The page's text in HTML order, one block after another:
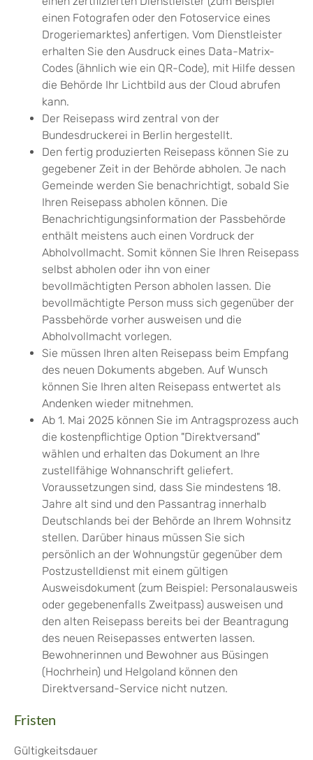
einen Fotografen oder den Fotoservice eines
Drogeriemarktes) anfertigen. Vom Dienstleister
erhalten Sie den Ausdruck eines Data-Matrix-
Codes (ähnlich wie ein QR-Code), mit Hilfe dessen
die Behörde Ihr Lichtbild aus der Cloud abrufen
kann.
Der Reisepass wird zentral von der
Bundesdruckerei in Berlin hergestellt.
Den fertig produzierten Reisepass können Sie zu
gegebener Zeit in der Behörde abholen. Je nach
Gemeinde werden Sie benachrichtigt, sobald Sie
Ihren Reisepass abholen können. Die
Benachrichtigungsinformation der Passbehörde
enthält meistens auch einen Vordruck der
Abholvollmacht. Somit können Sie Ihren Reisepass
selbst abholen oder ihn von einer
bevollmächtigten Person abholen lassen. Die
bevollmächtigte Person muss sich gegenüber der
Passbehörde vorher ausweisen und die
Abholvollmacht vorlegen.
Sie müssen Ihren alten Reisepass beim Empfang
des neuen Dokuments abgeben. Auf Wunsch
können Sie Ihren alten Reisepass entwertet als
Andenken wieder mitnehmen.
Ab 1. Mai 2025 können Sie im Antragsprozess auch
die kostenpflichtige Option "Direktversand"
wählen und erhalten das Dokument an Ihre
zustellfähige Wohnanschrift geliefert.
Voraussetzungen sind, dass Sie mindestens 18.
Jahre alt sind und den Passantrag innerhalb
Deutschlands bei der Behörde an Ihrem Wohnsitz
stellen. Darüber hinaus müssen Sie sich
persönlich an der Wohnungstür gegenüber dem
Postzustelldienst mit einem gültigen
Ausweisdokument (zum Beispiel: Personalausweis
oder gegebenenfalls Zweitpass) ausweisen und
den alten Reisepass bereits bei der Beantragung
des neuen Reisepasses entwerten lassen.
Bewohnerinnen und Bewohner aus Büsingen
(Hochrhein) und Helgoland können den
Direktversand-Service nicht nutzen.
Fristen
Gültigkeitsdauer